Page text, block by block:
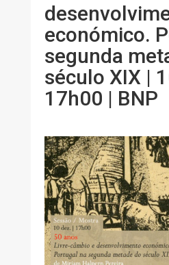
económico.
segunda
século XIX |
17h00 | BNP